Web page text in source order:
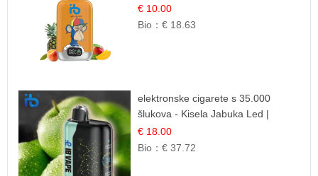
| Tropska Voćna Mješavina
€ 10.00
Bio：€ 18.63
elektronske cigarete s 35.000
šlukova - Kisela Jabuka Led |
Osježavajući Kiselo-Slatki Okus
€ 18.00
Bio：€ 37.72